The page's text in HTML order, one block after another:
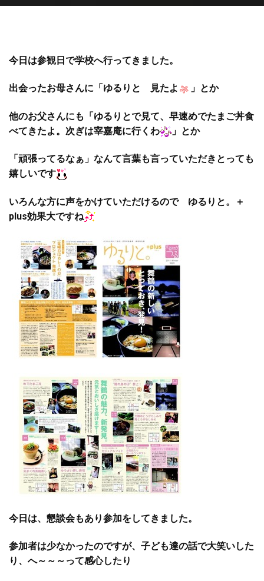
今日は参観日で学校へ行ってきました。
出会ったお母さんに「ゆるりと 見たよ 」とか
他のお父さんにも「ゆるりとで見て、早速めでたまご丼食
べてきたよ。次ぎは宰嘉庵に行くわ
」とか
「頑張ってるなぁ」なんて言葉も言っていただきとっても
嬉しいです
いろんな方に声をかけていただけるので ゆるりと。＋
plus効果大ですね
今日は、懇談会もあり参加をしてきました。
参加者は少なかったのですが、子ども達の話で大笑いした
り、へ～～～って感心したり